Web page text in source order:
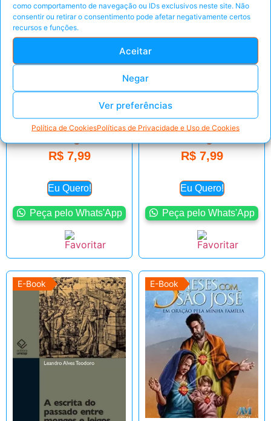
como comportamento de navegação ou IDs exclusivos neste site. Não
consentir ou retirar o consentimento pode afetar negativamente certos
recursos e funções.
Aceitar
Negar
Ver preferências
Política de CookiesPolíticas de Privacidade e Uso de Cookies
Afonso Maria de
Ligório
R$7,99
Eu Quero!
Peça pelo Whats'App
Alma – Pe. Dr. Leslie
Rumble
R$7,99
Eu Quero!
Peça pelo Whats'App
E-Book E-Book